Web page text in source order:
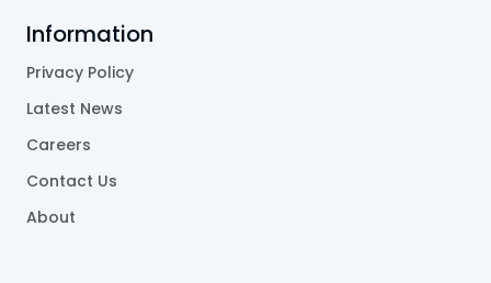
Information
Privacy Policy
Latest News
Careers
Contact Us
About